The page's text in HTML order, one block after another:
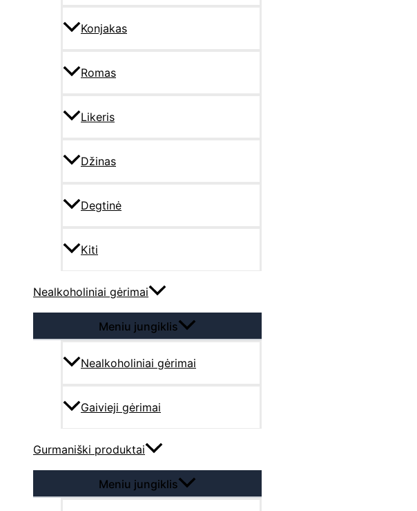
Konjakas
Romas
Likeris
Džinas
Degtinė
Kiti
Nealkoholiniai gėrimai
Meniu jungiklis
Nealkoholiniai gėrimai
Gaivieji gėrimai
Gurmaniški produktai
Meniu jungiklis